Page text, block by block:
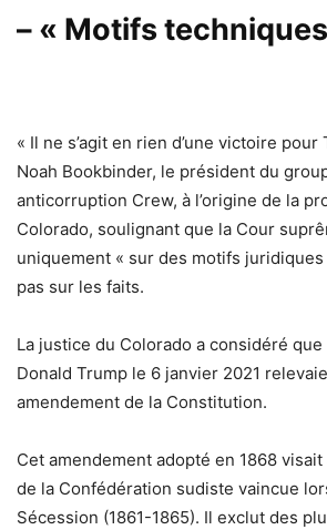
– « Motifs
« Il ne s’agit en rien d’une victoire pour
Noah Bookbinder, le président du
anticorruption Crew, à l’origine de la
Colorado, soulignant que la Cour
uniquement « sur des motifs
pas sur les faits.
La justice du Colorado a considéré
Donald Trump le 6 janvier 2021
amendement de la Constitution.
Cet amendement adopté en 1868
de la Confédération sudiste vaincue
Sécession (1861-1865). Il exclut des